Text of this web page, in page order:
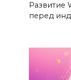
Развитие
перед